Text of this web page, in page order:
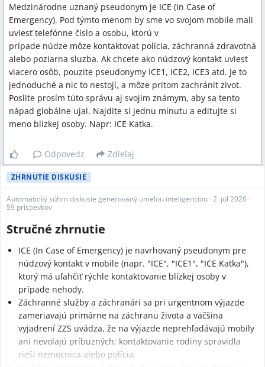
Medzinárodne uznaný pseudonym je ICE (In Case of
Emergency). Pod týmto menom by sme vo svojom mobile mali
uviesť telefónne číslo a osobu, ktorú v
prípade núdze môze kontaktovat polícia, záchranná zdravotná
alebo poziarna sluzba. Ak chcete ako núdzový kontakt uviest
viacero osôb, pouzite pseudonymy ICE1, ICE2, ICE3 atd. Je to
jednoduché a nic to nestojí, a môze pritom zachránit zivot.
Poslite prosím túto správu aj svojim známym, aby sa tento
nápad globálne ujal. Najdite si jednu minutu a editujte si
meno blizkej osoby. Napr: ICE Katka.
Odpovedz Zdieľaj
ZHRNUTIE DISKUSIE
Automatický súhrn diskusie generovaný umelou inteligenciou · 2. júl 2026 ·
59 príspevkov
Stručné zhrnutie
ICE (In Case of Emergency) je navrhovaný pseudonym pre
núdzový kontakt v mobile (napr. "ICE", "ICE1", "ICE Katka"),
ktorý má uľahčiť rýchle kontaktovanie blízkej osoby v
prípade nehody.
Záchranné služby a záchranári sa pri urgentnom výjazde
zameriavajú primárne na záchranu života a väčšina
vyjadrení ZZS uvádza, že na výjazde neprehľadávajú mobily
ani nevolajú príbuzných; kontaktovanie rodiny spravidla
rieši nemocnica alebo polícia.